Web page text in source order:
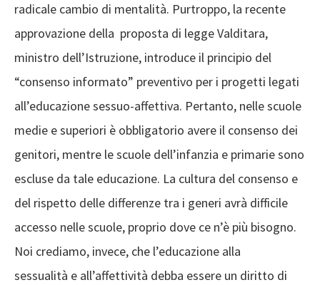
radicale cambio di mentalità. Purtroppo, la recente
approvazione della proposta di legge Valditara,
ministro dell’Istruzione, introduce il principio del
“consenso informato” preventivo per i progetti legati
all’educazione sessuo-affettiva. Pertanto, nelle scuole
medie e superiori è obbligatorio avere il consenso dei
genitori, mentre le scuole dell’infanzia e primarie sono
escluse da tale educazione. La cultura del consenso e
del rispetto delle differenze tra i generi avrà difficile
accesso nelle scuole, proprio dove ce n’è più bisogno.
Noi crediamo, invece, che l’educazione alla
sessualità e all’affettività debba essere un diritto di